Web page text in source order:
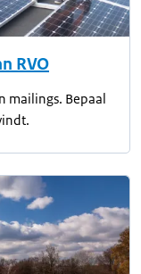
RVO
mailings. Bepaal